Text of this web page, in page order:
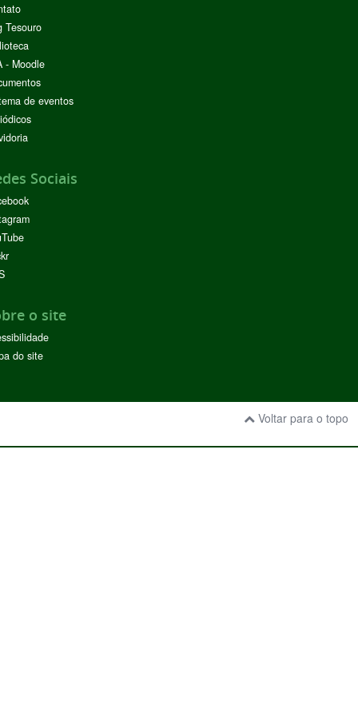
Tesouro
- Moodle
de eventos
Sociais
o site
do site
Voltar para o topo